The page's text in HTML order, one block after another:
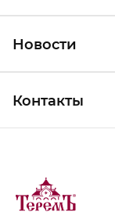
Новости
Контакты